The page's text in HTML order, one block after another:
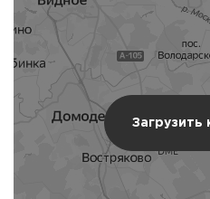
Загрузить